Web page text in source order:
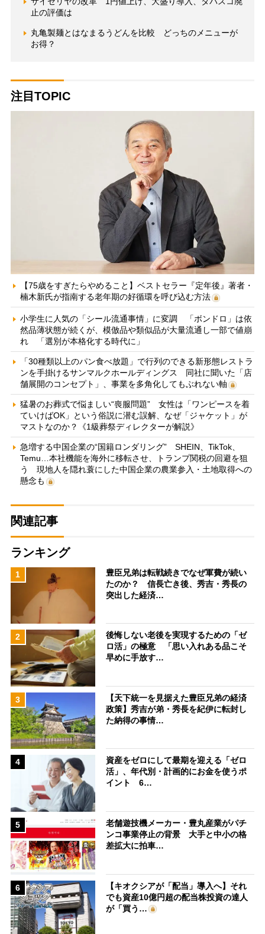
止の評価は
丸亀製麺とはなまるうどんを比較 どっちのメニューが
お得？
注目TOPIC
【75歳をすぎたらやめること】ベストセラー『定年後』著者・
楠木新氏が指南する老年期の好循環を呼び込む方法
小学生に人気の「シール流通事情」に変調 「ボンドロ」は依
然品薄状態が続くが、模倣品や類似品が大量流通し一部で値崩
れ 「選別が本格化する時代に」
「30種類以上のパン食べ放題」で行列のできる新形態レストラ
ンを手掛けるサンマルクホールディングス 同社に聞いた「店
舗展開のコンセプト」、事業を多角化してもぶれない軸
猛暑のお葬式で悩ましい“喪服問題” 女性は「ワンピースを着
ていけばOK」という俗説に潜む誤解、なぜ「ジャケット」が
マストなのか？《1級葬祭ディレクターが解説》
急増する中国企業の“国籍ロンダリング” SHEIN、TikTok、
Temu…本社機能を海外に移転させ、トランプ関税の回避を狙
う 現地人を隠れ蓑にした中国企業の農業参入・土地取得への
懸念も
関連記事
ランキング
1
豊臣兄弟は転戦続きでなぜ軍費が続い
たのか？ 信長亡き後、秀吉・秀長の
突出した経済…
2
後悔しない老後を実現するための「ゼ
ロ活」の極意 「思い入れある品こそ
早めに手放す…
3
【天下統一を見据えた豊臣兄弟の経済
政策】秀吉が弟・秀長を紀伊に転封し
た納得の事情…
4
資産をゼロにして最期を迎える「ゼロ
活」、年代別・計画的にお金を使うポ
イント 6…
5
老舗遊技機メーカー・豊丸産業がパチ
ンコ事業停止の背景 大手と中小の格
差拡大に拍車…
6
【キオクシアが「配当」導入へ】それ
でも資産10億円超の配当株投資の達人
が「買う…